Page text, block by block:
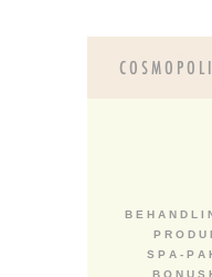
B E H A N D L I
P R O D U
S P A - P A
B O N U S